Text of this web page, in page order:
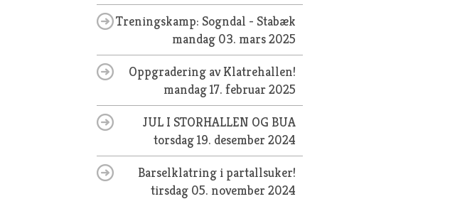
Treningskamp: Sogndal - Stabæk
mandag 03. mars 2025
Oppgradering av Klatrehallen!
mandag 17. februar 2025
JUL I STORHALLEN OG BUA
torsdag 19. desember 2024
Barselklatring i partallsuker!
tirsdag 05. november 2024